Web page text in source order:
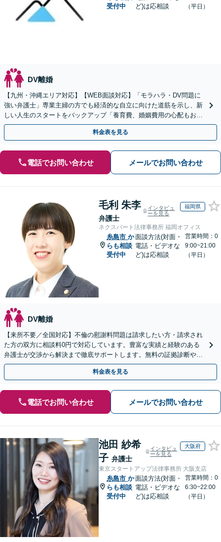
受付中
ど)は応相談
（平日）
DV離婚
【九州・沖縄エリア対応】【WEB面談対応】「モラハラ・DV問題に
強い弁護士」専業主婦の方でも経済的な自立に向けた道筋を示し、新
しい人生のスタートをバックアップ「養育費、婚姻費用の心配もお任
せ」経営者特有の離婚問題に対応【休日・夜間相談可】
料金表を見る
電話でお問い合わせ メールでお問い合わせ
毛利 朱李
弁護士
インタビュ
ーを見る
福岡県
ネクスパート法律事務所 福岡オフィス
糸島市 か
らも相談
受付中
面談方法(対面・
電話・ビデオな
ど)は応相談
営業時間：0
9:00~21:00
（平日）
DV離婚
【来所不要／全国対応】不倫の慰謝料問題は請求したい方・請求され
た方の双方に相談料0円で対応しています。豊富な実績と経験のある
弁護士が交渉から解決まで徹底サポートします。無料の証拠診断や着
手金の返還保証もありますので安心してご相談ください。
料金表を見る
電話でお問い合わせ メールでお問い合わせ
池田 紗希
子 弁護士
インタビュ
ーを見る
大阪府
東京スタートアップ法律事務所 大阪支店
糸島市 か
らも相談
受付中
面談方法(対面・
電話・ビデオな
ど)は応相談
営業時間：0
6:30~22:00
（平日）